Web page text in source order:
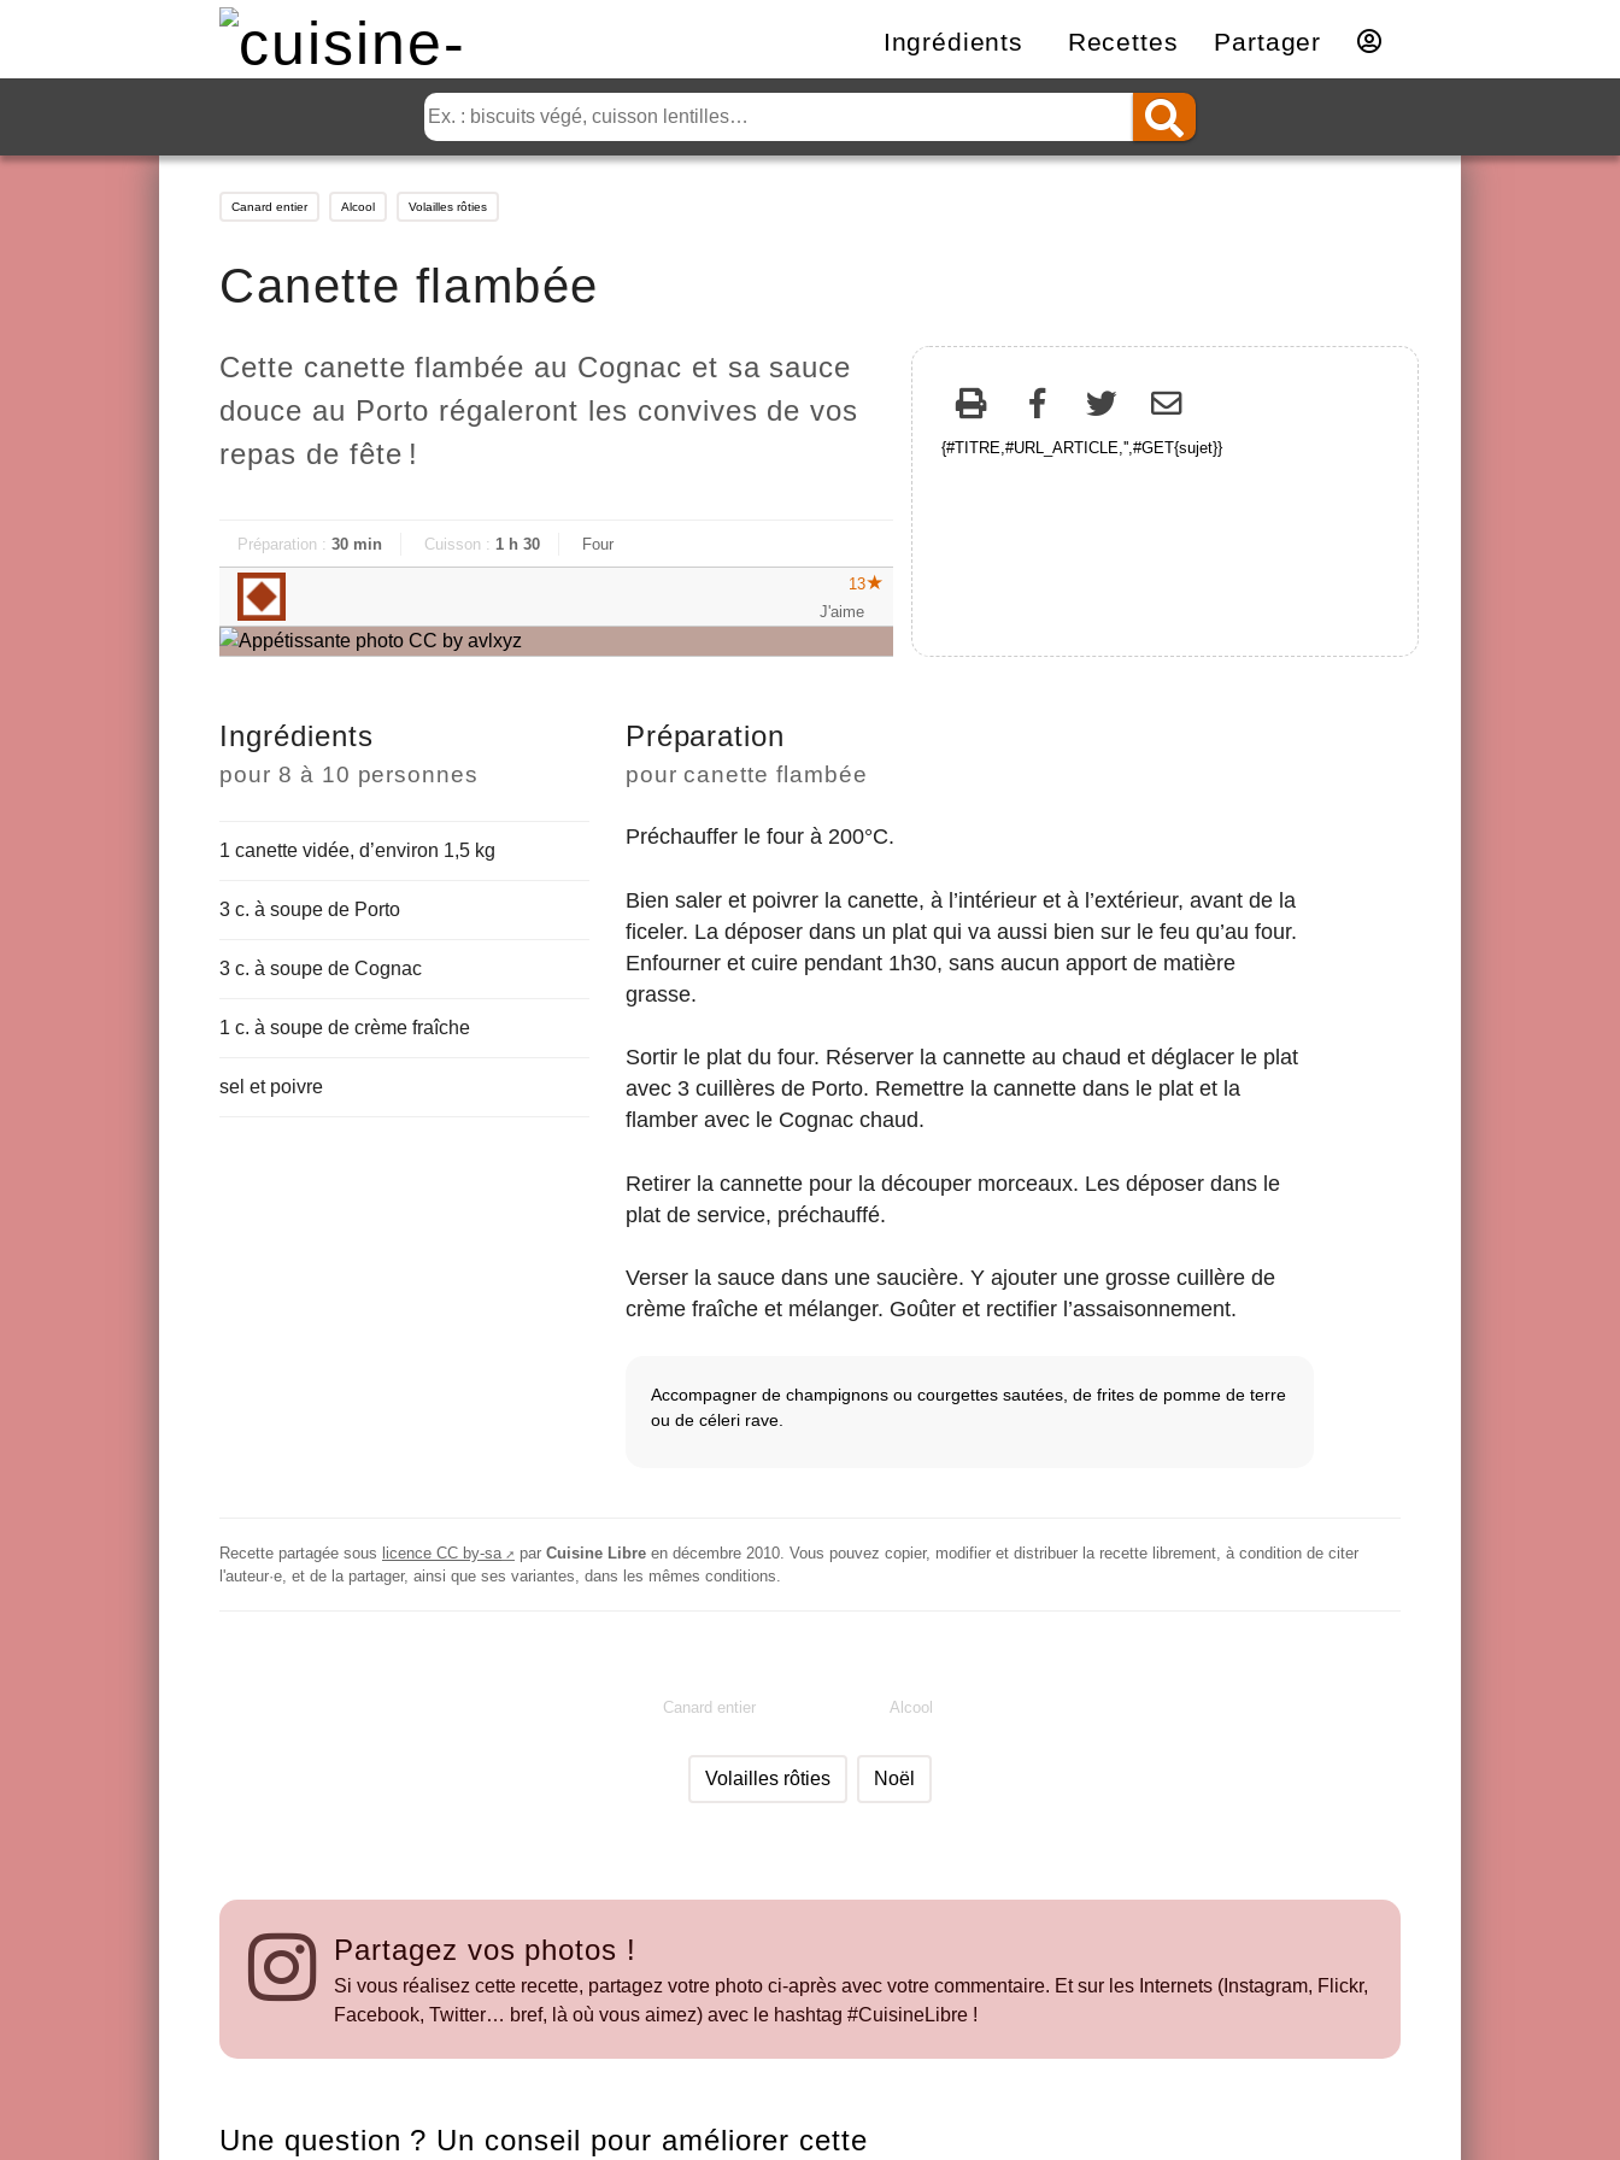
Ingrédients Recettes Partager
Canard entier Alcool Volailles rôties
Canette flambée
Cette canette flambée au Cognac et sa sauce
douce au Porto régaleront les convives de vos
repas de fête !
Préparation : 30 min Cuisson : 1 h 30 Four
13
{#TITRE,#URL_ARTICLE,'',#GET{sujet}}
Ingrédients
pour 8 à 10 personnes
1 canette vidée, d’environ 1,5 kg
3 c. à soupe de Porto
3 c. à soupe de Cognac
1 c. à soupe de crème fraîche
sel et poivre
Préparation
pour canette flambée
Préchauffer le four à 200°C.
Bien saler et poivrer la canette, à l’intérieur et à l’extérieur, avant de la
ficeler. La déposer dans un plat qui va aussi bien sur le feu qu’au four.
Enfourner et cuire pendant 1h30, sans aucun apport de matière
grasse.
Sortir le plat du four. Réserver la cannette au chaud et déglacer le plat
avec 3 cuillères de Porto. Remettre la cannette dans le plat et la
flamber avec le Cognac chaud.
Retirer la cannette pour la découper morceaux. Les déposer dans le
plat de service, préchauffé.
Verser la sauce dans une saucière. Y ajouter une grosse cuillère de
crème fraîche et mélanger. Goûter et rectifier l’assaisonnement.
Accompagner de champignons ou courgettes sautées, de frites de pomme de terre
ou de céleri rave.
Recette partagée sous licence CC by-sa par Cuisine Libre en décembre 2010 . Vous pouvez copier, modifier et distribuer la recette librement, à condition de citer
l'auteur·e, et de la partager, ainsi que ses variantes, dans les mêmes conditions.
Canard entier Alcool
Volailles rôties Noël
Partagez vos photos !
Si vous réalisez cette recette, partagez votre photo ci-après avec votre commentaire. Et sur les Internets (Instagram, Flickr,
Facebook, Twitter… bref, là où vous aimez) avec le hashtag #CuisineLibre !
Une question ? Un conseil pour améliorer cette